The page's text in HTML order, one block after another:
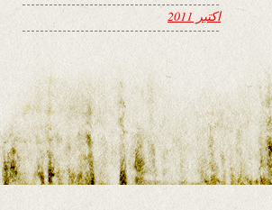
اکتبر 2011